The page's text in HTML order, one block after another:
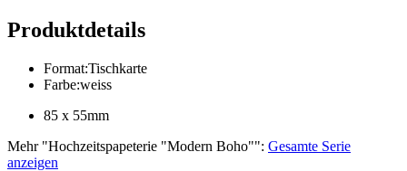
Produktdetails
Format:Tischkarte
Farbe:weiss
85 x 55mm
Mehr"Hochzeitspapeterie "Modern Boho"": Gesamte Serie
anzeigen